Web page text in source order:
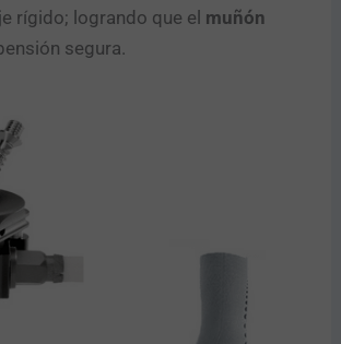
rígido; logrando que el muñón
segura.